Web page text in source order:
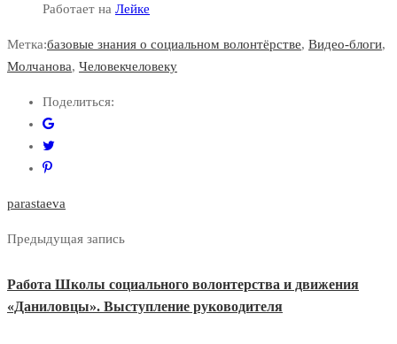
Работает на Лейке
Метка:базовые знания о социальном волонтёрстве, Видео-блоги,
Молчанова, Человекчеловеку
Поделиться:
parastaeva
Предыдущая запись
Работа Школы социального волонтерства и движения
«Даниловцы». Выступление руководителя